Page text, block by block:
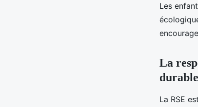
Les
La
durable
La RSE